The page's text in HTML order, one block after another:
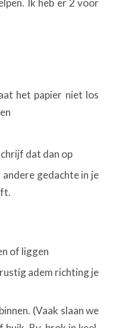
het papier niet los
dat dan op
gedachte in je
of liggen
adem richting je
(Vaak slaan we